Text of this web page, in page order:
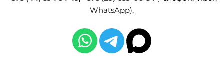
WhatsApp),